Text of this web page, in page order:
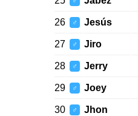
26 ♂ Jesús
27 ♂ Jiro
28 ♂ Jerry
29 ♂ Joey
30 ♂
Jhon